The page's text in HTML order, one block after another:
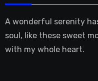
A wonderful serenity
soul, like these sweet
with my whole heart.